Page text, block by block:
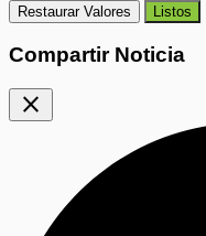
Restaurar Valores Listos
Compartir Noticia
close